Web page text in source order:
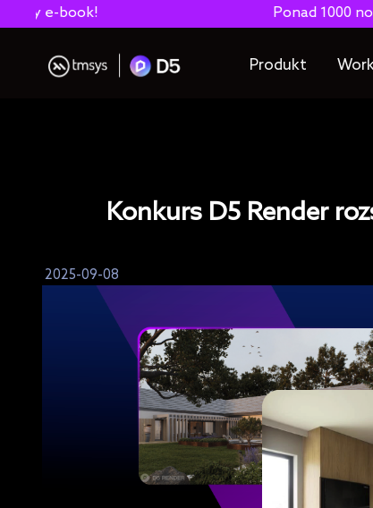
Ponad 1000 nowych modeli
Produkt
Konkurs D5 Render
2025-09-08